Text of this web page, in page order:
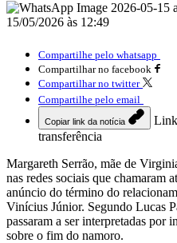
15/05/2026 às 12:49
Compartilhe pelo whatsapp
Compartilhar no facebook
Compartilhar no twitter
Compartilhe pelo email
Copiar link da notícia
Link
transferência
Margareth Serrão, mãe de
nas redes sociais que chamaram
anúncio do término do
Vinícius Júnior. Segundo Lucas
passaram a ser interpretadas por
sobre o fim do namoro.